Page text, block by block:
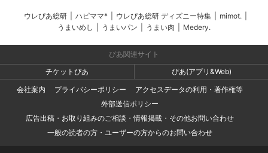
ウレぴあ総研 ハピママ* ウレぴあ総研 ディズニー特集 mimot.
うまいめし
うまいパン うまい肉 Medery.
ぴあ関連サイト
チケットぴあ
ぴあ(アプリ&Web)
会社案内
プライバシーポリシー
アクセスデータの利用・著作権等
外部送信ポリシー
広告出稿・お取り組みのご相談・情報掲載・その他お問い合わせ
一般の読者の方・ユーザーの方からのお問い合わせ